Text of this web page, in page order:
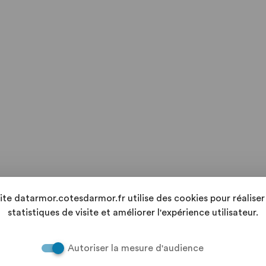
datarmor.cotesdarmor.fr utilise des cookies pour réaliser
statistiques de visite et améliorer l'expérience utilisateur.
Autoriser la mesure d'audience